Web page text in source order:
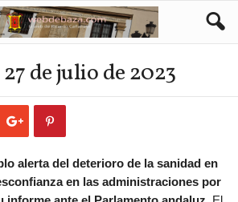
27 de julio de 2023
alerta del deterioro de la sanidad en
en las administraciones por